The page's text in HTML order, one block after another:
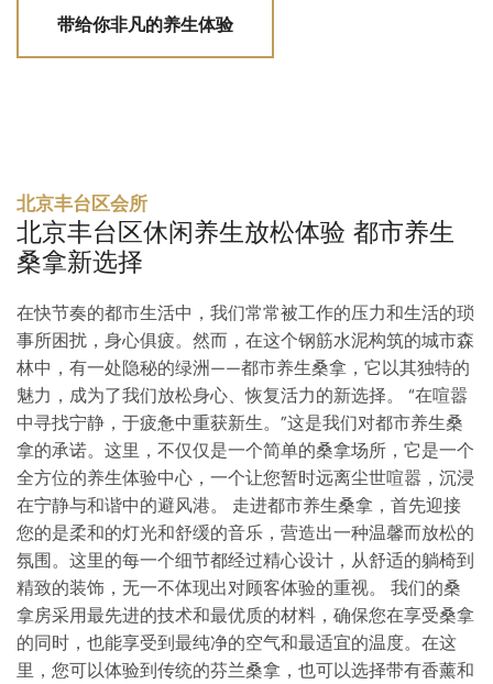
带给你非凡的养生体验
北京丰台区会所
北京丰台区休闲养生放松体验 都市养生
桑拿新选择
在快节奏的都市生活中，我们常常被工作的压力和生活的琐
事所困扰，身心俱疲。然而，在这个钢筋水泥构筑的城市森
林中，有一处隐秘的绿洲——都市养生桑拿，它以其独特的
魅力，成为了我们放松身心、恢复活力的新选择。 “在喧嚣
中寻找宁静，于疲惫中重获新生。”这是我们对都市养生桑
拿的承诺。这里，不仅仅是一个简单的桑拿场所，它是一个
全方位的养生体验中心，一个让您暂时远离尘世喧嚣，沉浸
在宁静与和谐中的避风港。 走进都市养生桑拿，首先迎接
您的是柔和的灯光和舒缓的音乐，营造出一种温馨而放松的
氛围。这里的每一个细节都经过精心设计，从舒适的躺椅到
精致的装饰，无一不体现出对顾客体验的重视。 我们的桑
拿房采用最先进的技术和最优质的材料，确保您在享受桑拿
的同时，也能享受到最纯净的空气和最适宜的温度。在这
里，您可以体验到传统的芬兰桑拿，也可以选择带有香薰和